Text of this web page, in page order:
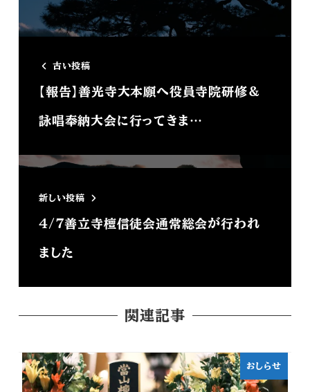
古い投稿
【報告】善光寺大本願へ役員寺院研修＆
詠唱奉納大会に行ってきま…
新しい投稿
4/7善立寺檀信徒会通常総会が行われ
ました
関連記事
おしらせ